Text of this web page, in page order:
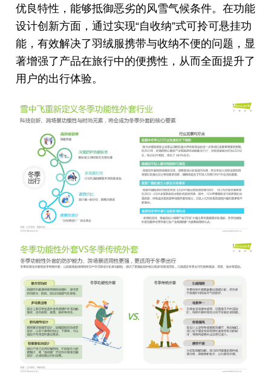
优良特性，能够抵御恶劣的风雪气候条件。在功能
设计创新方面，通过实现“自收纳”式可拎可悬挂功
能，有效解决了羽绒服携带与收纳不便的问题，显
著增强了产品在旅行中的便携性，从而全面提升了
用户的出行体验。